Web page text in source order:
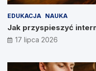
EDUKACJA NAUKA
Jak przyspieszyć
17 lipca 2026